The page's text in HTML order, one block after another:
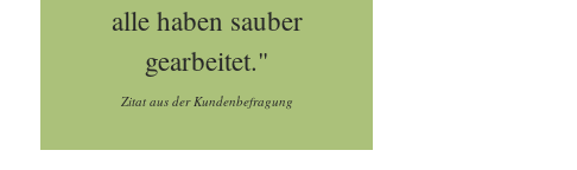
alle haben sauber
gearbeitet."
Zitat aus der Kundenbefragung